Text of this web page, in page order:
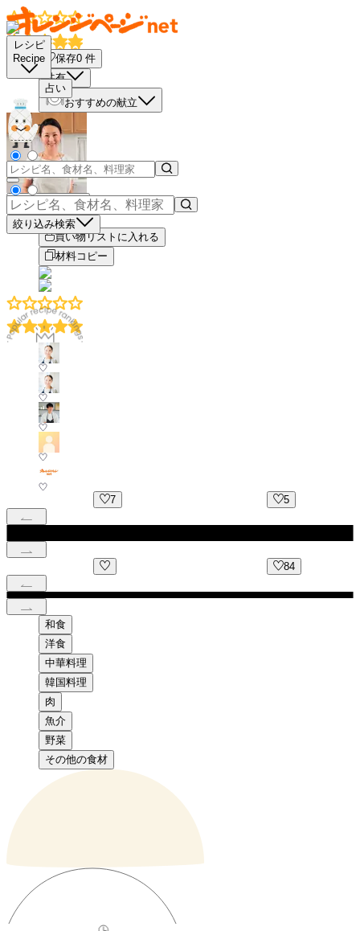
レシピ
Recipe
占い
絞り込み検索
保存0 件
共有
おすすめの献立
もっと見る
買い物リストに入れる
材料コピー
7 5
84
和食
洋食
中華料理
韓国料理
肉
魚介
野菜
その他の食材